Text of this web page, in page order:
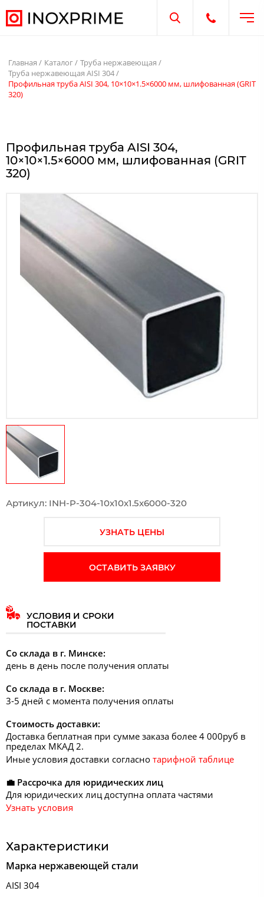
Открыть поиск
Открыть
Главная Каталог
Труба нержавеющая
Труба нержавеющая AISI 304
Профильная труба AISI 304, 10×10×1.5×6000 мм, шлифованная (GRIT
320)
Профильная труба AISI 304,
10×10×1.5×6000 мм, шлифованная (GRIT
320)
Артикул: INH-P-304-10x10x1.5x6000-320
УЗНАТЬ ЦЕНЫ
ОСТАВИТЬ ЗАЯВКУ
УСЛОВИЯ И СРОКИ
ПОСТАВКИ
Со склада в г. Минске:
день в день после получения оплаты
Со склада в г. Москве:
3-5 дней с момента получения оплаты
Стоимость доставки:
Доставка беплатная при сумме заказа более 4 000руб в
пределах МКАД 2.
Иные условия доставки согласно тарифной таблице
💼 Рассрочка для юридических лиц
Для юридических лиц доступна оплата частями
Узнать условия
Характеристики
Марка нержавеющей стали
AISI 304